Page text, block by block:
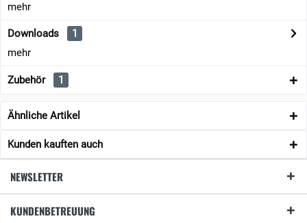
mehr
Downloads
1
mehr
Zubehör 1
Ähnliche Artikel
Kunden kauften auch
NEWSLETTER
KUNDENBETREUUNG